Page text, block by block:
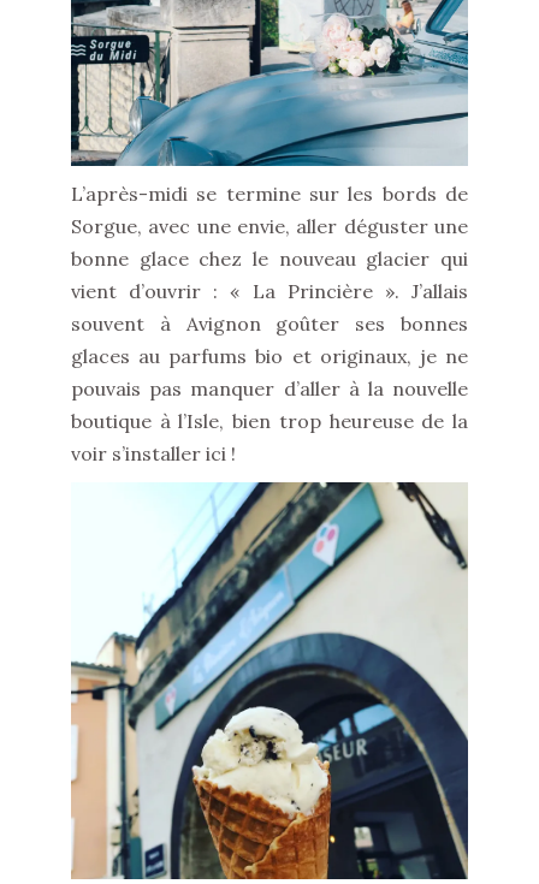
L’après-midi se termine sur les bords de
Sorgue, avec une envie, aller déguster une
bonne glace chez le nouveau glacier qui
vient d’ouvrir : « La Princière ». J’allais
souvent à Avignon goûter ses bonnes
glaces au parfums bio et originaux, je ne
pouvais pas manquer d’aller à la nouvelle
boutique à l’Isle, bien trop heureuse de la
voir s’installer ici !